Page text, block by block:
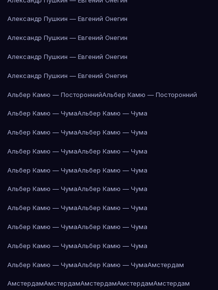
Александр Пушкин — Евгений Онегин
Александр Пушкин — Евгений Онегин
Александр Пушкин — Евгений Онегин
Александр Пушкин — Евгений Онегин
Альбер Камю — ПостороннийАльбер Камю — Посторонний
Альбер Камю — ЧумаАльбер Камю — Чума
Альбер Камю — ЧумаАльбер Камю — Чума
Альбер Камю — ЧумаАльбер Камю — Чума
Альбер Камю — ЧумаАльбер Камю — Чума
Альбер Камю — ЧумаАльбер Камю — Чума
Альбер Камю — ЧумаАльбер Камю — Чума
Альбер Камю — ЧумаАльбер Камю — Чума
Альбер Камю — ЧумаАльбер Камю — Чума
Альбер Камю — ЧумаАльбер Камю — ЧумаАмстердам
АмстердамАмстердамАмстердамАмстердамАмстердам